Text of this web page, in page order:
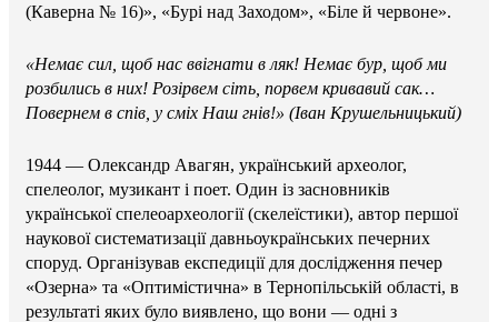
(Каверна № 16)», «Бурі над Заходом», «Біле й червоне».
«Немає сил, щоб нас ввігнати в ляк! Немає бур, щоб ми
розбились в них! Розірвем сіть, порвем кривавий сак…
Повернем в спів, у сміх Наш гнів!» (Іван Крушельницький)
1944 — Олександр Авагян, український археолог,
спелеолог, музикант і поет. Один із засновників
української спелеоархеології (скелеїстики), автор першої
наукової систематизації давньоукраїнських печерних
споруд. Організував експедиції для дослідження печер
«Озерна» та «Оптимістична» в Тернопільській області, в
результаті яких було виявлено, що вони — одні з